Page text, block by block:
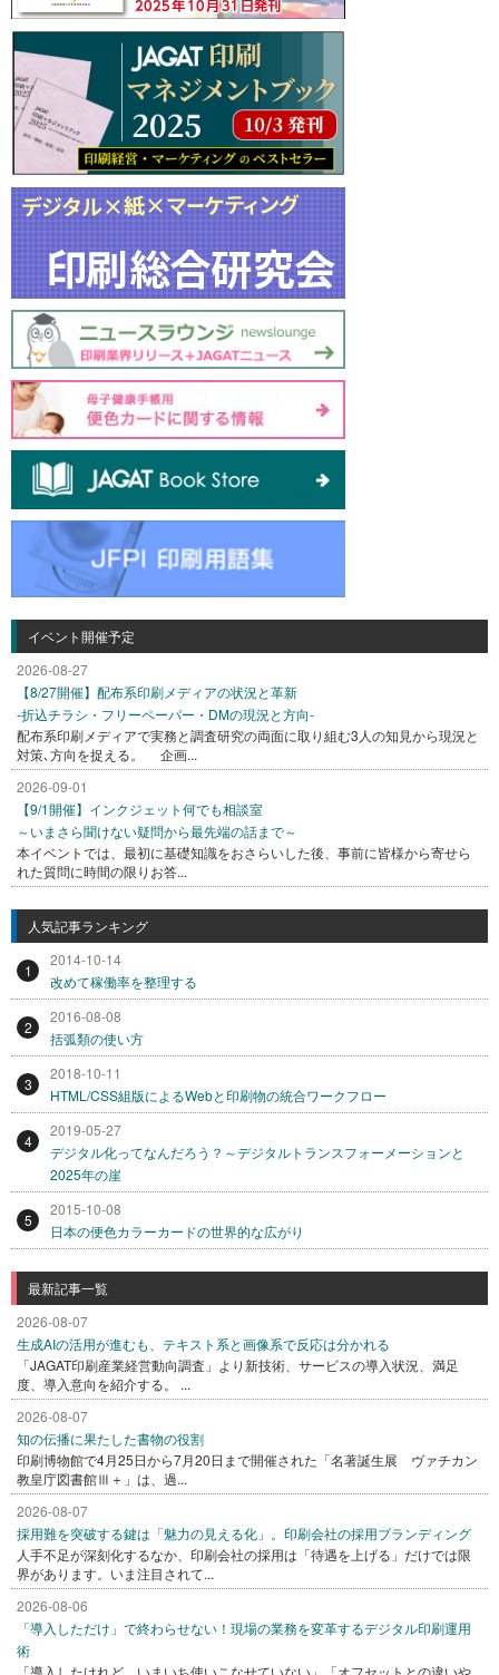
イベント開催予定
2026-08-27
【8/27開催】配布系印刷メディアの状況と革新
-折込チラシ・フリーペーパー・DMの現況と方向-
配布系印刷メディアで実務と調査研究の両面に取り組む3人の知見から現況と
対策､方向を捉える。 企画...
2026-09-01
【9/1開催】インクジェット何でも相談室
～いまさら聞けない疑問から最先端の話まで～
本イベントでは、最初に基礎知識をおさらいした後、事前に皆様から寄せら
れた質問に時間の限りお答...
人気記事ランキング
1
2014-10-14
改めて稼働率を整理する
2
2016-08-08
括弧類の使い方
3
2018-10-11
HTML/CSS組版によるWebと印刷物の統合ワークフロー
4
2019-05-27
デジタル化ってなんだろう？～デジタルトランスフォーメーションと
2025年の崖
5
2015-10-08
日本の便色カラーカードの世界的な広がり
最新記事一覧
2026-08-07
生成AIの活用が進むも、テキスト系と画像系で反応は分かれる
「JAGAT印刷産業経営動向調査」より新技術、サービスの導入状況、満足
度、導入意向を紹介する。 ...
2026-08-07
知の伝播に果たした書物の役割
印刷博物館で4月25日から7月20日まで開催された「名著誕生展 ヴァチカン
教皇庁図書館Ⅲ＋」は、過...
2026-08-07
採用難を突破する鍵は「魅力の見える化」。印刷会社の採用ブランディング
人手不足が深刻化するなか、印刷会社の採用は「待遇を上げる」だけでは限
界があります。いま注目されて...
2026-08-06
「導入しただけ」で終わらせない！現場の業務を変革するデジタル印刷運用
術
「導入したけれど、いまいち使いこなせていない」「オフセットとの違いや